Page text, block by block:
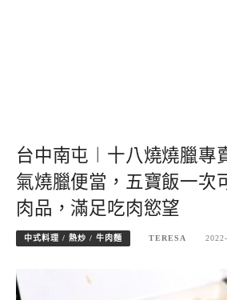
台中南屯︱十八燒燒臘專
氣燒臘便當，五寶飯一次
肉品，滿足吃肉慾望
中式料理 / 熱炒 / 牛肉麵 TERESA